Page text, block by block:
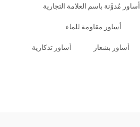
أساور مُدوَّنة باسم العلامة التجارية
أساور مقاومة للماء
أساور بشعار أساور تذكارية